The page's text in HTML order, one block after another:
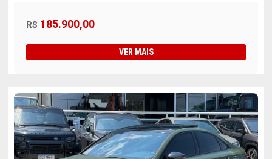
R$ 185.900,00
VER MAIS